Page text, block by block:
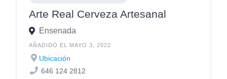
Arte Real Cerveza Artesanal
Ensenada
AÑADIDO EL MAYO 3, 2022
Ubicación
646 124 2812